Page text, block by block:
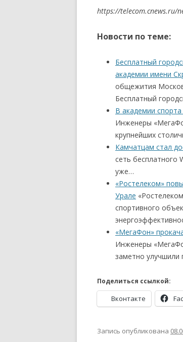
https://telecom.cnews.ru/
Новости по теме:
Бесплатный
академии имени
общежития
Бесплатный
В академии
Инженеры
крупнейших
Камчатцам стал
сеть бесплатного
уже…
«Ростелеком»
Урале
спортивного
«МегаФон»
Инженеры
заметно
Поделиться ссылкой:
Вконтакте
Запись опубликована